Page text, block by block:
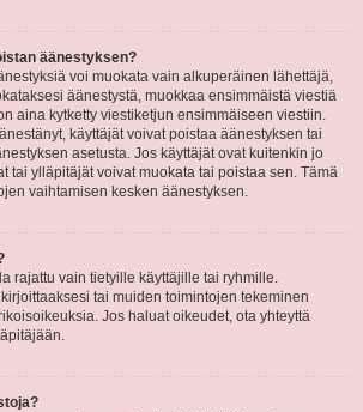
äänestyksen?
voi muokata vain alkuperäinen lähettäjä,
äänestystä, muokkaa ensimmäistä viestiä
aina kytketty viestiketjun ensimmäiseen viestiin.
käyttäjät voivat poistaa äänestyksen tai
asetusta. Jos käyttäjät ovat kuitenkin jo
tai ylläpitäjät voivat muokata tai poistaa sen. Tämä
vaihtamisen kesken äänestyksen.
rajattu vain tietyille käyttäjille tai ryhmille.
tai muiden toimintojen tekeminen
Jos haluat oikeudet, ota yhteyttä